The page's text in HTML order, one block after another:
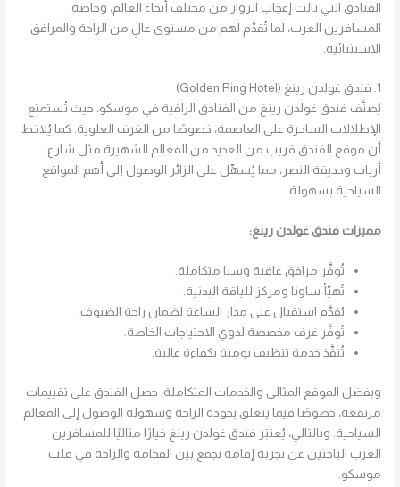
الفنادق التي نالت إعجاب الزوار من مختلف أنحاء العالم، وخاصة
المسافرين العرب، لما تُقدَّم لهم من مستوى عالٍ من الراحة والمرافق
الاستثنائية.
1. فندق غولدن رينغ (Golden Ring Hotel)
يُصنَّف فندق غولدن رينغ من الفنادق الراقية في موسكو، حيث تُستمتع
الإطلالات الساحرة على العاصمة، خصوصًا من الغرف العلوية. كما يُلاحَظ
أن موقع الفندق قريب من العديد من المعالم الشهيرة مثل شارع
أربات وحديقة النصر، مما يُسهِّل على الزائر الوصول إلى أهم المواقع
السياحية بسهولة.
مميزات فندق غولدن رينغ:
تُوفَّر مرافق عافية وسبا متكاملة.
تُهيَّأ ساونا ومركز للياقة البدنية.
يُقدَّم استقبال على مدار الساعة لضمان راحة الضيوف.
تُوفَّر غرف مخصصة لذوي الاحتياجات الخاصة.
تُنفَّذ خدمة تنظيف يومية بكفاءة عالية.
وبفضل الموقع المثالي والخدمات المتكاملة، حصل الفندق على تقييمات
مرتفعة، خصوصًا فيما يتعلق بجودة الراحة وسهولة الوصول إلى المعالم
السياحية. وبالتالي، يُعتبَر فندق غولدن رينغ خيارًا مثاليًا للمسافرين
العرب الباحثين عن تجربة إقامة تجمع بين الفخامة والراحة في قلب
موسكو.